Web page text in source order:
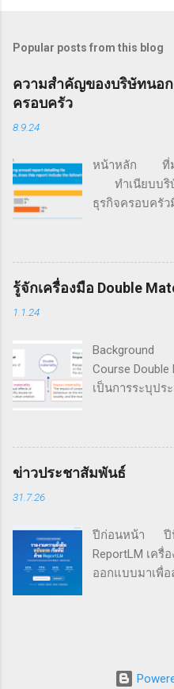
Popular posts from this blog
ความสำคัญของบริษัทนอ
ครอบครัว
8.9.24
หน้าหลัก ที่
ทำเนียบบริษั
ธุรกิจครอบครัว
สัดส่วนการจ้า
ของธุรกิจสตาร์
จากครอบครัว (
ข้อมูลการสำรว
ใน 65 ประเทศ
จะให้ความสำคั
สังคม และธรรม
จัดทำรายงาน
สำรวจ มีการเ
ชี้วัดทางสังคมแ
คร...
รู้จักเครื่องมือ Double
1.1.24
Course
เป็นการระบุปร
กิจการ และป
เกิดจากการกร
สังคม และสิ่งแ
ซึ่งเป็นการค้นห
เป็นสาระสำคัญ
ถือเป็นหัวใจขอ
เงินที่เป็นผลจ
ด้านเศรษฐกิจ
ข่าวประชาสัมพันธ์
31.7.26
ปีก่อนหน้า ปีปั
ReportLM เค
ออกแบบมาเพื่อ
รักษาคุณภาพแ
สิงหาคม 2569